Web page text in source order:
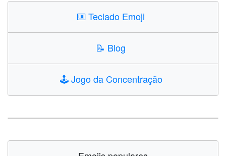
⌨️Teclado Emoji
📝 Blog
🕹️Jogo da Concentração